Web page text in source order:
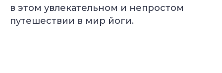
в этом увлекательном и непростом
путешествии в мир йоги.